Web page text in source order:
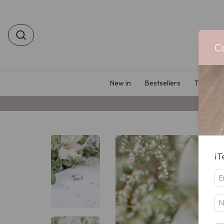
New in Bestsellers Tu